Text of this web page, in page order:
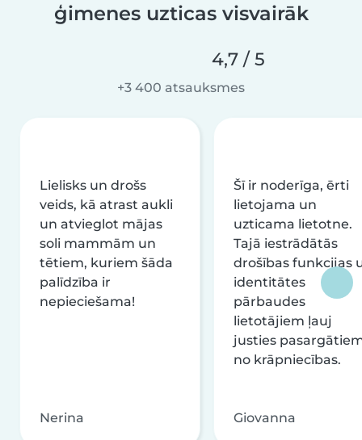
ģimenes uzticas visvairāk
4,7 / 5
+3 400 atsauksmes
Lielisks un drošs
veids, kā atrast aukli
un atvieglot mājas
soli mammām un
tētiem, kuriem šāda
palīdzība ir
nepieciešama!
Nerina
Šī ir noderīga, ērti
lietojama un
uzticama lietotne.
Tajā iestrādātās
drošības funkcijas
identitātes
pārbaudes
lietotājiem ļauj
justies
no krāpniecības.
Giovanna